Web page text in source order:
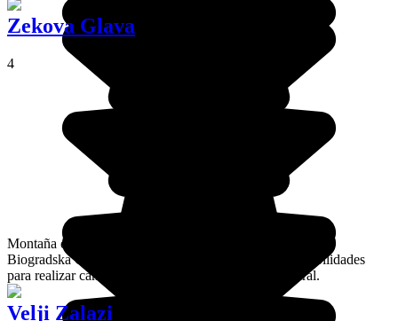
Zekova Glava
4
Montaña en los confines orientales del Parque Natural de
Biogradska Gora, el Zekova Glava ofrece grandes posibilidades
para realizar caminatas en un magnífico entorno natural.
Velji Zalazi